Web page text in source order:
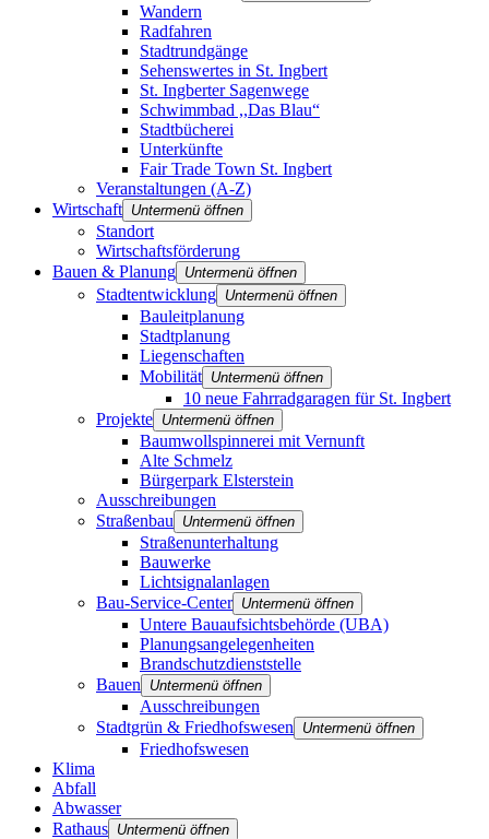
Wandern
Radfahren
Stadtrundgänge
Sehenswertes in St. Ingbert
St. Ingberter Sagenwege
Schwimmbad ,,Das Blau“
Stadtbücherei
Unterkünfte
Fair Trade Town St. Ingbert
Veranstaltungen (A-Z)
Wirtschaft Untermenü öffnen
Standort
Wirtschaftsförderung
Bauen & Planung Untermenü öffnen
Stadtentwicklung Untermenü öffnen
Bauleitplanung
Stadtplanung
Liegenschaften
Mobilität Untermenü öffnen
10 neue Fahrradgaragen für St. Ingbert
Projekte Untermenü öffnen
Baumwollspinnerei mit Vernunft
Alte Schmelz
Bürgerpark Elsterstein
Ausschreibungen
Straßenbau
Untermenü öffnen
Straßenunterhaltung
Bauwerke
Lichtsignalanlagen
Bau-Service-Center Untermenü öffnen
Untere Bauaufsichtsbehörde (UBA)
Planungsangelegenheiten
Brandschutz­dienststelle
Bauen
Untermenü öffnen
Ausschreibungen
Stadtgrün & Friedhofswesen
Untermenü öffnen
Friedhofswesen
Klima
Abfall
Abwasser
Rathaus Untermenü öffnen